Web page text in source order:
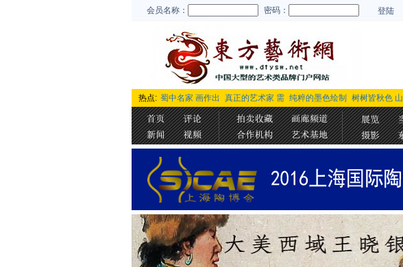
会员名称： 密码： 登陆
热点: 蜀中名家 画作出 真正的艺术家 需 纯粹的墨色绘制 树树皆秋色 山